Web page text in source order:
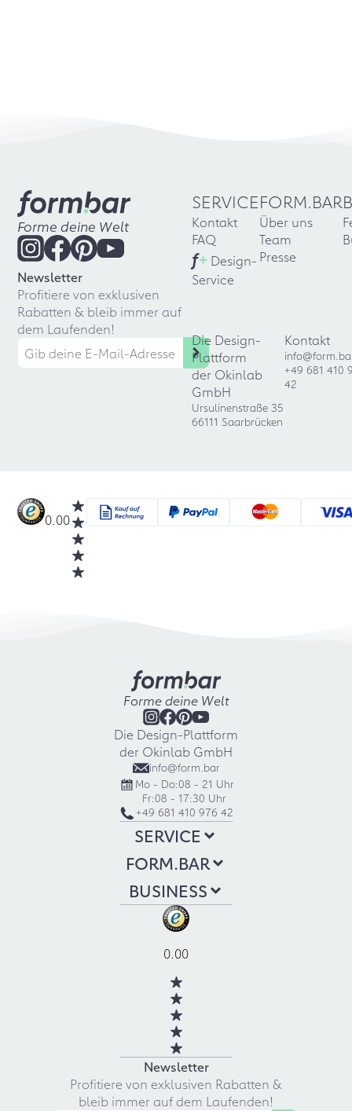
Forme deine Welt
Newsletter
Profitiere von exklusiven
Rabatten & bleib immer auf
dem Laufenden!
SERVICE
Kontakt
FAQ
f+ Design-
Service
FORM.BAR
Über uns
Team
Presse
Die Design-
Plattform
der Okinlab
GmbH
Ursulinenstraße 35
66111 Saarbrücken
Kontakt
+49 681 410
42
0.00
Forme deine Welt
Die Design-Plattform
der Okinlab GmbH
info@form.bar
Mo - Do:08 - 21 Uhr
Fr:08 - 17:30 Uhr
+49 681 410 976 42
SERVICE
FORM.BAR
BUSINESS
0.00
Newsletter
Profitiere von exklusiven Rabatten &
bleib immer auf dem Laufenden!